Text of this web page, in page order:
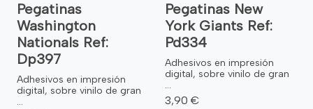
Pegatinas
Washington
Nationals Ref:
Dp397
Adhesivos en impresión
digital, sobre vinilo de gran
...
Pegatinas New
York Giants Ref:
Pd334
Adhesivos en impresión
digital, sobre vinilo de gran
...
3,90 €